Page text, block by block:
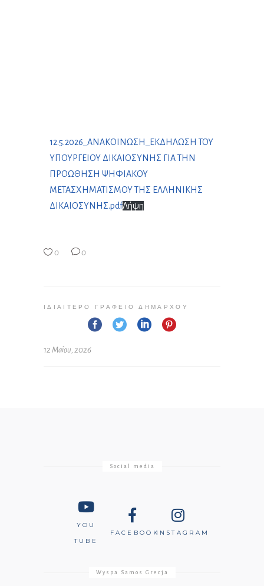
12.5.2026_ΑΝΑΚΟΙΝΩΣΗ_ΕΚΔΗΛΩΣΗ ΤΟΥ
ΥΠΟΥΡΓΕΙΟΥ ΔΙΚΑΙΟΣΥΝΗΣ ΓΙΑ ΤΗΝ
ΠΡΟΩΘΗΣΗ ΨΗΦΙΑΚΟΥ
ΜΕΤΑΣΧΗΜΑΤΙΣΜΟΥ ΤΗΣ ΕΛΛΗΝΙΚΗΣ
ΔΙΚΑΙΟΣΥΝΗΣ.pdfΛήψη
0 0
ΙΔΙΑΊΤΕΡΟ ΓΡΑΦΕΊΟ ΔΗΜΆΡΧΟΥ
12 Μαΐου, 2026
Social media
YOU
TUBE
FACEBOOKINSTAGRAM
Wyspa Samos Grecja